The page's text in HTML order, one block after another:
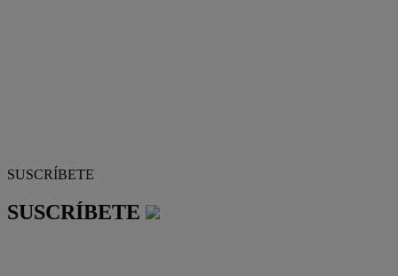
SUSCRÍBETE
SUSCRÍBETE